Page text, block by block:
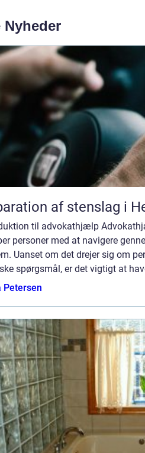
Nyheder
af stenslag i
til advokathjælp
personer med at navigere
Uanset om det drejer sig om
spørgsmål, er det vigtigt at
Petersen